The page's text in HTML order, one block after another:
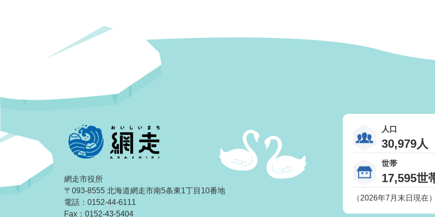
網走市役所
〒093-8555 北海道網走市南5条東1丁目10番地
電話：0152-44-6111
Fax：0152-43-5404
人口
30,979人
世帯
17,595世
（2026年7月末日現在